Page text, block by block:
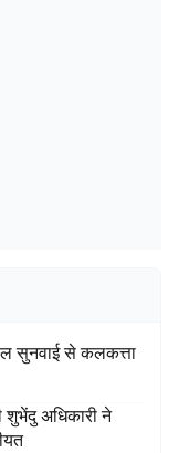
सुनवाई से कलकत्ता
शुभेंदु अधिकारी ने